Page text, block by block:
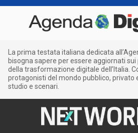
La prima testata italiana dedicata
bisogna sapere per essere aggiornati
della trasformazione digitale dell’Italia.
protagonisti del mondo pubblico, privato
studio e scenari.